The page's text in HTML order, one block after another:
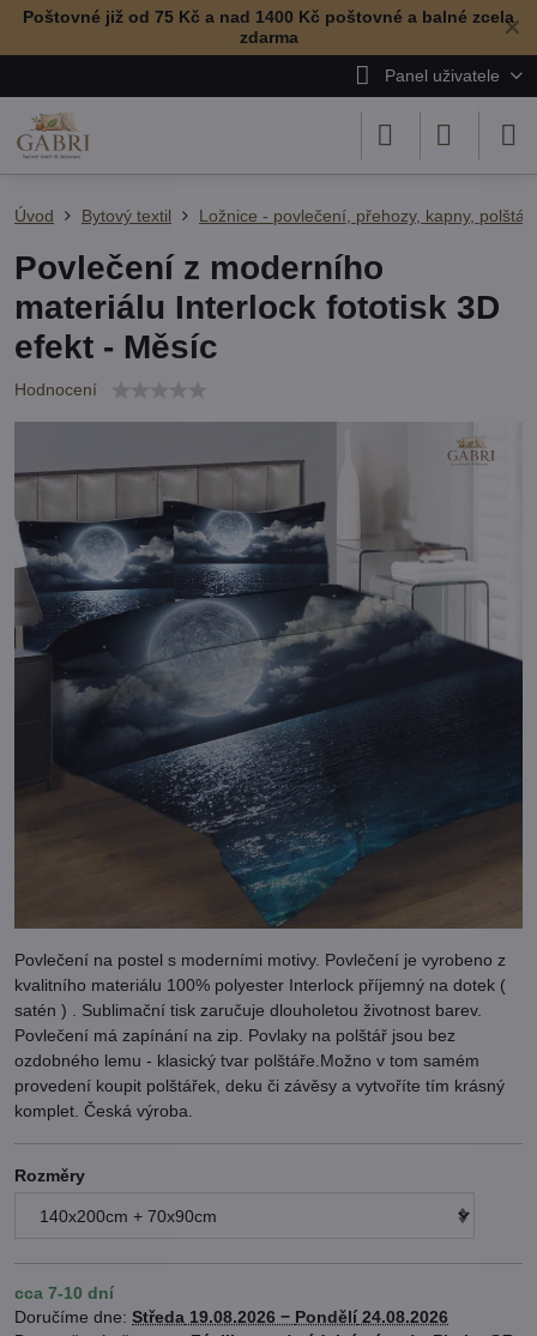
✕
Poštovné již od 75 Kč a nad 1400 Kč poštovné a balné zcela
zdarma
Panel uživatele
Úvod Bytový textil Ložnice - povlečení, přehozy, kapny,
Povlečení z moderního
materiálu Interlock fototisk 3D
efekt - Měsíc
Hodnocení
Povlečení na postel s moderními motivy. Povlečení je vyrobeno z
kvalitního materiálu 100% polyester Interlock příjemný na dotek (
satén ) . Sublimační tisk zaručuje dlouholetou životnost barev.
Povlečení má zapínání na zip. Povlaky na polštář jsou bez
ozdobného lemu - klasický tvar polštáře.Možno v tom samém
provedení koupit polštářek, deku či závěsy a vytvoříte tím krásný
komplet. Česká výroba.
Rozměry
cca 7-10 dní
Doručíme dne: Středa 19.08.2026 − Pondělí 24.08.2026